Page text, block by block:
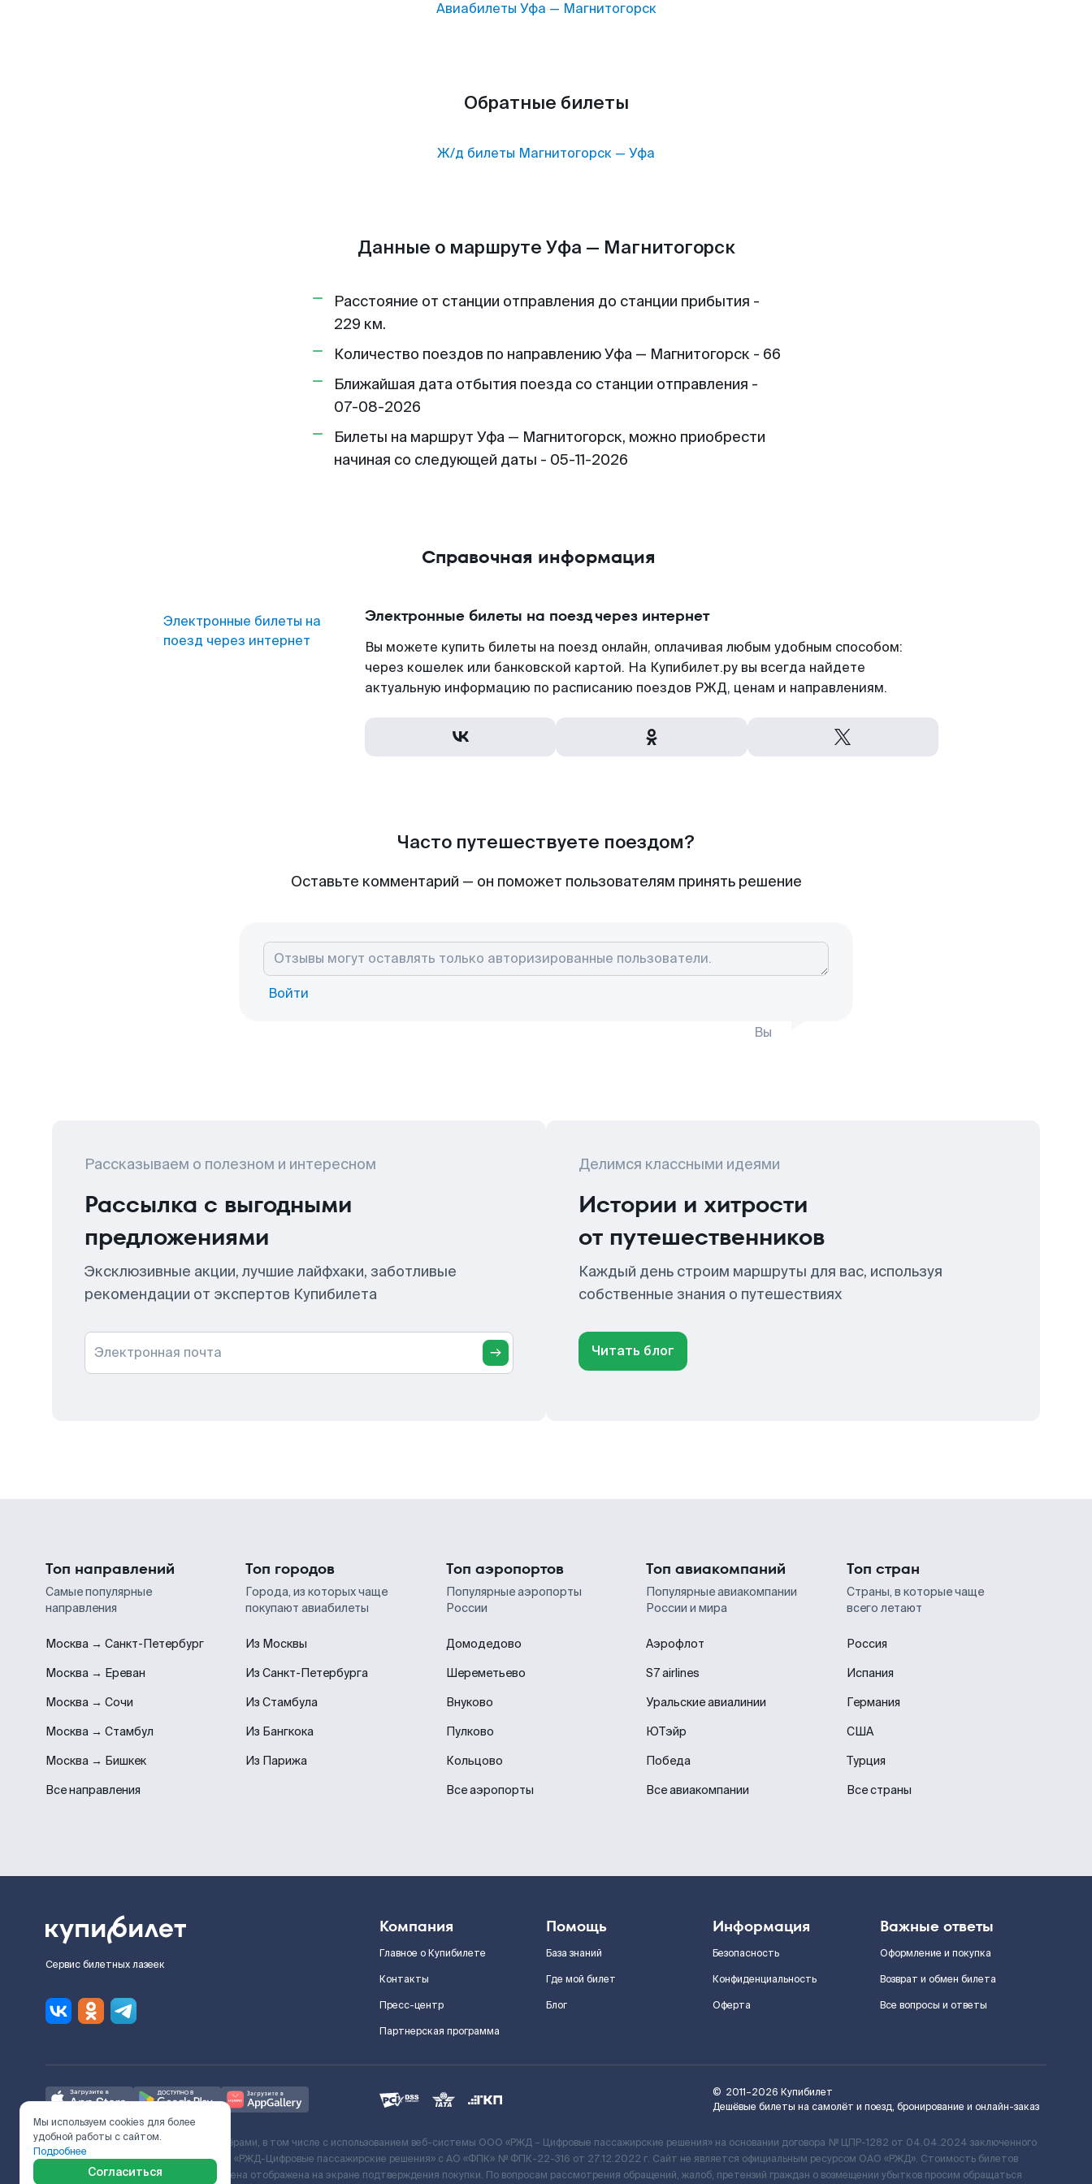
Авиабилеты Уфа — Магнитогорск
Обратные билеты
Ж/д билеты Магнитогорск — Уфа
Данные о маршруте Уфа — Магнитогорск
Расстояние от станции отправления до станции прибытия -
229 км.
Количество поездов по направлению Уфа — Магнитогорск - 66
Ближайшая дата отбытия поезда со станции отправления -
07-08-2026
Билеты на маршрут Уфа — Магнитогорск, можно приобрести
начиная со следующей даты - 05-11-2026
Справочная информация
Электронные билеты на
поезд через интернет
Электронные билеты на поезд через интернет
Вы можете купить билеты на поезд онлайн, оплачивая любым удобным способом:
через кошелек или банковской картой. На Купибилет.ру вы всегда найдете
актуальную информацию по расписанию поездов РЖД, ценам и направлениям.
Часто путешествуете поездом?
Оставьте комментарий — он поможет пользователям принять решение
Войти
Вы
Рассказываем о полезном и интересном
Рассылка с выгодными
предложениями
Эксклюзивные акции, лучшие лайфхаки, заботливые
рекомендации от экспертов Купибилета
Электронная почта
Делимся классными идеями
Истории и хитрости
от путешественников
Каждый день строим маршруты для вас, используя
собственные знания о путешествиях
Читать блог
Топ направлений
Самые популярные
направления
Москва → Санкт-Петербург
Москва → Ереван
Москва → Сочи
Москва → Стамбул
Москва → Бишкек
Все направления
Топ городов
Города, из которых чаще
покупают авиабилеты
Из Москвы
Из Санкт-Петербурга
Из Стамбула
Из Бангкока
Из Парижа
Топ аэропортов
Популярные аэропорты
России
Домодедово
Шереметьево
Внуково
Пулково
Кольцово
Все аэропорты
Топ авиакомпаний
Популярные авиакомпании
России и мира
Аэрофлот
S7 airlines
Уральские авиалинии
ЮТэйр
Победа
Все авиакомпании
Топ стран
Страны, в которые чаще
всего летают
Россия
Испания
Германия
США
Турция
Все страны
Сервис билетных лазеек
Компания
Главное о Купибилете
Контакты
Пресс-центр
Партнерская программа
Помощь
База знаний
Где мой билет
Блог
Информация
Безопасность
Конфиденциальность
Оферта
Важные ответы
Оформление и покупка
Возврат и обмен билета
Все вопросы и ответы
© 2011–2026 Купибилет
Дешёвые билеты на самолёт и поезд, бронирование и онлайн-заказ
Ж/Д билеты предоставляются партнёрами, в том числе с использованием веб-системы ООО «РЖД – Цифровые пассажирские решения» на основании договора № ЦПР-1282 от 04.04.2024 заключенного
с Поставщиком услуг и Договора ООО «РЖД-Цифровые пассажирские решения» c АО «ФПК» № ФПК-22-316 от 27.12.2022 г. Сайт не является официальным ресурсом ОАО «РЖД». Стоимость билетов
включает сервисный сбор. Итоговая цена отображена на экране подтверждения покупки. По вопросам рассмотрения обращений, жалоб, претензий граждан о возмещении убытков просим обращаться
Мы используем cookies для более
удобной работы с сайтом.
Подробнее
Согласиться